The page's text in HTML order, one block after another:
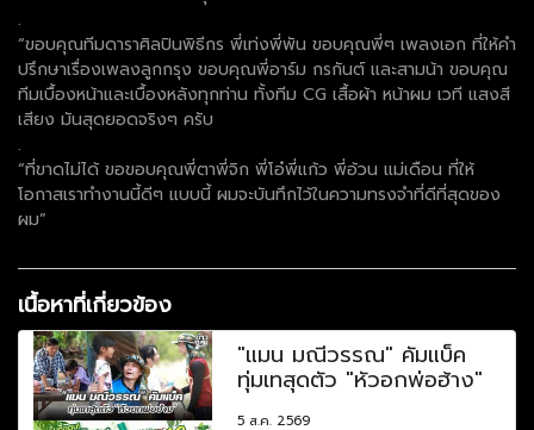
.
“ขอบคุณทีมดาราศิลปินพิธีกร พี่เท่งพี่พัน ขอบคุณพี่ๆ เพลงเอก ที่ให้คำ
ปรึกษาเรื่องเพลงลูกกรุง ขอบคุณพี่อาร์ม กรกันต์ เเละสามน้า ขอบคุณ
ทีมเบื้องหน้าและเบื้องหลังทุกท่าน ทั้งทีม CG เสื้อผ้า หน้าผม เวที แสงสี
เสียง มันสุดยอดจริงๆ ครับ
.
“ที่ขาดไม่ได้ ขอขอบคุณพี่ตาพี่จิก พี่โอ๋พี่แก้ว พี่อ้วน แม่เดือน ที่ให้
โอกาสเราทำงานนี้ดีๆ แบบนี้ ผมจะบันทึกไว้ในความทรงจำที่ดีที่สุดของ
ผม”
เนื้อหาที่เกี่ยวข้อง
"แมน มณีวรรณ" คัมแบ็ค
ทุ่มเทสุดตัว "หัวอกพ่อฮ้าง"
5 ส.ค. 2569